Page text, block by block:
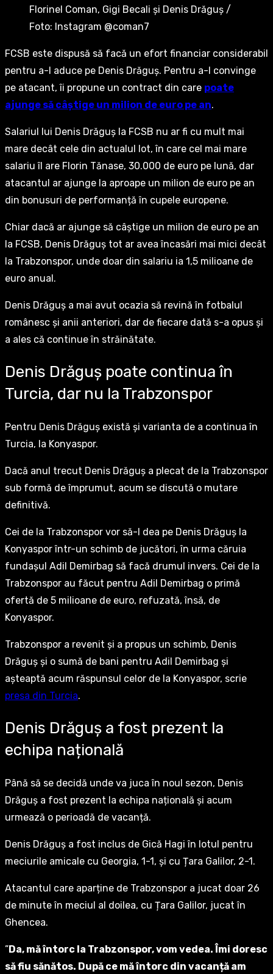
Florinel Coman, Gigi Becali și Denis Drăguș /
Foto: Instagram @coman7
FCSB este dispusă să facă un efort financiar considerabil
pentru a-l aduce pe Denis Drăguș. Pentru a-l convinge
pe atacant, îi propune un contract din care poate
ajunge să câștige un milion de euro pe an.
Salariul lui Denis Drăguș la FCSB nu ar fi cu mult mai
mare decât cele din actualul lot, în care cel mai mare
salariu îl are Florin Tănase, 30.000 de euro pe lună, dar
atacantul ar ajunge la aproape un milion de euro pe an
din bonusuri de performanță în cupele europene.
Chiar dacă ar ajunge să câștige un milion de euro pe an
la FCSB, Denis Drăguș tot ar avea încasări mai mici decât
la Trabzonspor, unde doar din salariu ia 1,5 milioane de
euro anual.
Denis Drăguș a mai avut ocazia să revină în fotbalul
românesc și anii anteriori, dar de fiecare dată s-a opus și
a ales că continue în străinătate.
Denis Drăguș poate continua în
Turcia, dar nu la Trabzonspor
Pentru Denis Drăguș există și varianta de a continua în
Turcia, la Konyaspor.
Dacă anul trecut Denis Drăguș a plecat de la Trabzonspor
sub formă de împrumut, acum se discută o mutare
definitivă.
Cei de la Trabzonspor vor să-l dea pe Denis Drăguș la
Konyaspor într-un schimb de jucători, în urma căruia
fundașul Adil Demirbag să facă drumul invers. Cei de la
Trabzonspor au făcut pentru Adil Demirbag o primă
ofertă de 5 milioane de euro, refuzată, însă, de
Konyaspor.
Trabzonspor a revenit și a propus un schimb, Denis
Drăguș și o sumă de bani pentru Adil Demirbag și
așteaptă acum răspunsul celor de la Konyaspor, scrie
presa din Turcia.
Denis Drăguș a fost prezent la
echipa națională
Până să se decidă unde va juca în noul sezon, Denis
Drăguș a fost prezent la echipa națională și acum
urmează o perioadă de vacanță.
Denis Drăguș a fost inclus de Gică Hagi în lotul pentru
meciurile amicale cu Georgia, 1-1, și cu Țara Galilor, 2-1.
Atacantul care aparține de Trabzonspor a jucat doar 26
de minute în meciul al doilea, cu Țara Galilor, jucat în
Ghencea.
”Da, mă întorc la Trabzonspor, vom vedea. Îmi doresc
să fiu sănătos. După ce mă întorc din vacanță am